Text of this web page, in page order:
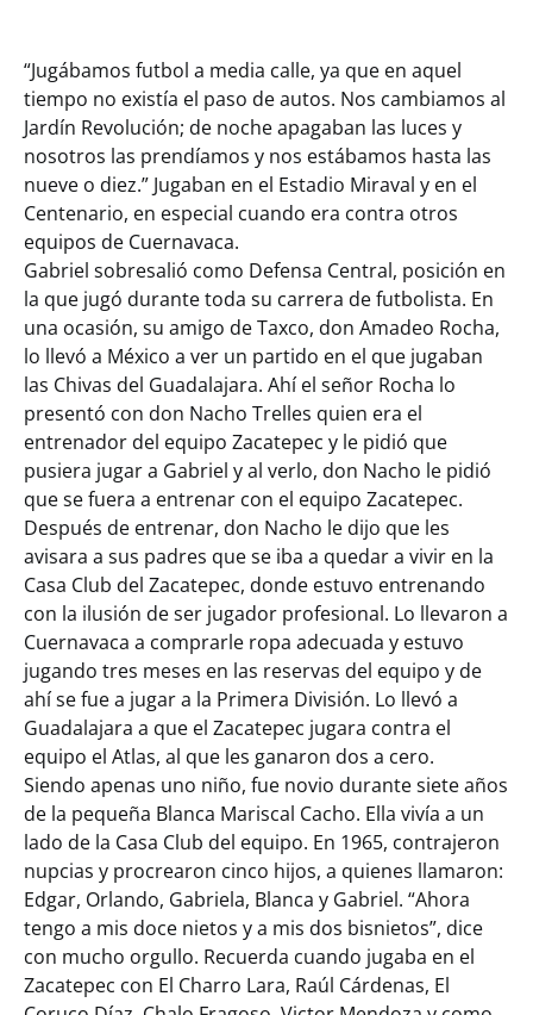
“Jugábamos futbol a media calle, ya que en aquel
tiempo no existía el paso de autos. Nos cambiamos al
Jardín Revolución; de noche apagaban las luces y
nosotros las prendíamos y nos estábamos hasta las
nueve o diez.” Jugaban en el Estadio Miraval y en el
Centenario, en especial cuando era contra otros
equipos de Cuernavaca.
Gabriel sobresalió como Defensa Central, posición en
la que jugó durante toda su carrera de futbolista. En
una ocasión, su amigo de Taxco, don Amadeo Rocha,
lo llevó a México a ver un partido en el que jugaban
las Chivas del Guadalajara. Ahí el señor Rocha lo
presentó con don Nacho Trelles quien era el
entrenador del equipo Zacatepec y le pidió que
pusiera jugar a Gabriel y al verlo, don Nacho le pidió
que se fuera a entrenar con el equipo Zacatepec.
Después de entrenar, don Nacho le dijo que les
avisara a sus padres que se iba a quedar a vivir en la
Casa Club del Zacatepec, donde estuvo entrenando
con la ilusión de ser jugador profesional. Lo llevaron a
Cuernavaca a comprarle ropa adecuada y estuvo
jugando tres meses en las reservas del equipo y de
ahí se fue a jugar a la Primera División. Lo llevó a
Guadalajara a que el Zacatepec jugara contra el
equipo el Atlas, al que les ganaron dos a cero.
Siendo apenas uno niño, fue novio durante siete años
de la pequeña Blanca Mariscal Cacho. Ella vivía a un
lado de la Casa Club del equipo. En 1965, contrajeron
nupcias y procrearon cinco hijos, a quienes llamaron:
Edgar, Orlando, Gabriela, Blanca y Gabriel. “Ahora
tengo a mis doce nietos y a mis dos bisnietos”, dice
con mucho orgullo. Recuerda cuando jugaba en el
Zacatepec con El Charro Lara, Raúl Cárdenas, El